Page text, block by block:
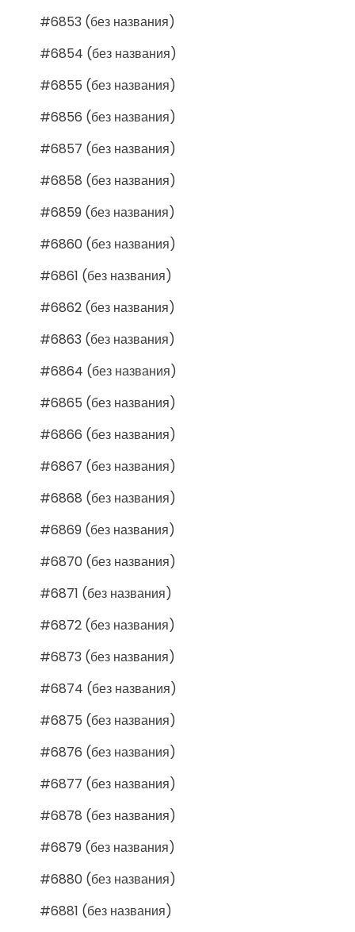
#6853 (без названия)
#6854 (без названия)
#6855 (без названия)
#6856 (без названия)
#6857 (без названия)
#6858 (без названия)
#6859 (без названия)
#6860 (без названия)
#6861 (без названия)
#6862 (без названия)
#6863 (без названия)
#6864 (без названия)
#6865 (без названия)
#6866 (без названия)
#6867 (без названия)
#6868 (без названия)
#6869 (без названия)
#6870 (без названия)
#6871 (без названия)
#6872 (без названия)
#6873 (без названия)
#6874 (без названия)
#6875 (без названия)
#6876 (без названия)
#6877 (без названия)
#6878 (без названия)
#6879 (без названия)
#6880 (без названия)
#6881 (без названия)